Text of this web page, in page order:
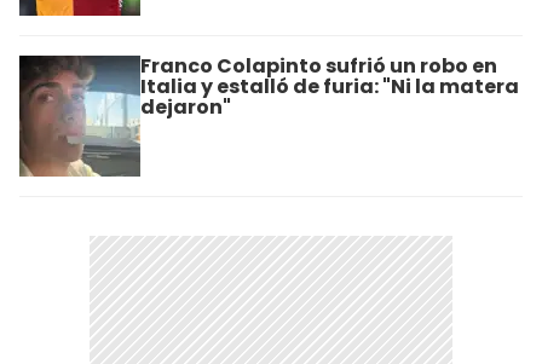
Franco Colapinto sufrió un robo en
Italia y estalló de furia: "Ni la matera
dejaron"